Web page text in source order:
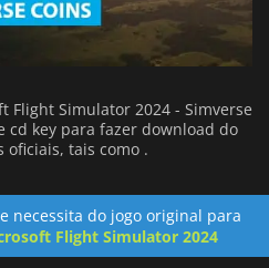
Flight Simulator 2024 - Simverse
cd key para fazer download do
oficiais, tais como .
necessita do jogo original para
Flight Simulator 2024